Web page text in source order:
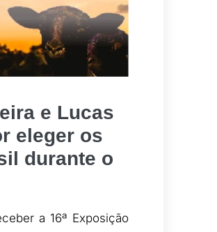
e Lucas
eleger os
durante o
a 16ª Exposição